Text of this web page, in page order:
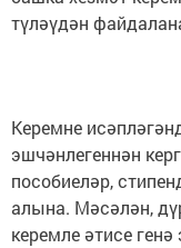
түләүдән
Керемне
эшчәнлегеннән
пособиеләр,
алына. Мәсәлән,
керемле әтисе